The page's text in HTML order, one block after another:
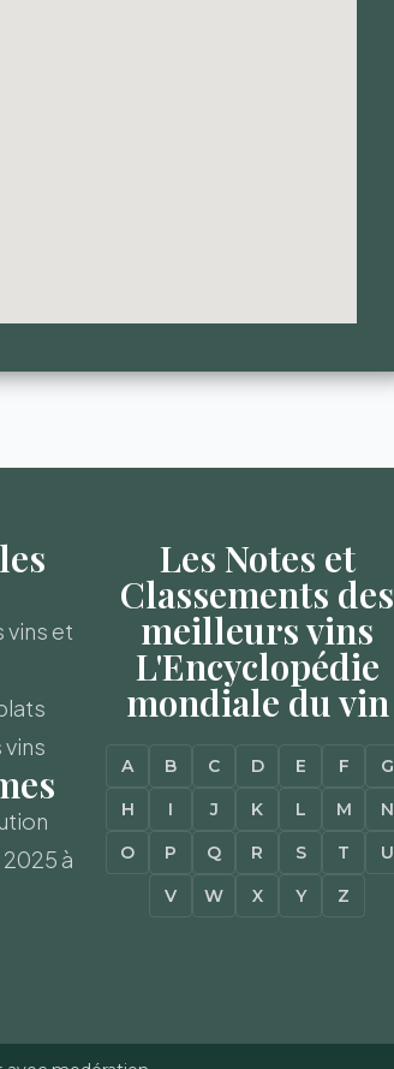
vins et
vins
à
Les Notes et
Classements des
meilleurs vins
L'Encyclopédie
mondiale du vin
A B C D E F
G
H
I J K L M
N
O
P Q R S T
U
V
W X Y Z